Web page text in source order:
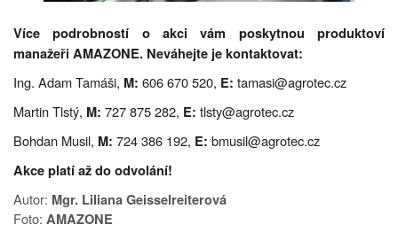
Více podrobností o akci vám poskytnou produktoví
manažeři AMAZONE. Neváhejte je kontaktovat:
Ing. Adam Tamáši, M: 606 670 520, E: tamasi@agrotec.cz
Martin Tlstý, M: 727 875 282, E: tlsty@agrotec.cz
Bohdan Musil, M: 724 386 192, E: bmusil@agrotec.cz
Akce platí až do odvolání!
Autor: Mgr. Liliana Geisselreiterová
Foto: AMAZONE